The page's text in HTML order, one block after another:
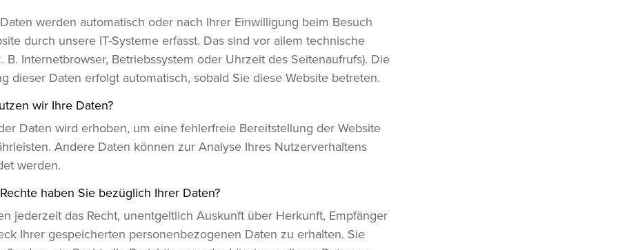
werden automatisch oder nach Ihrer Einwilligung beim Besuch
durch unsere IT-Systeme erfasst. Das sind vor allem technische
B. Internetbrowser, Betriebssystem oder Uhrzeit des Seitenaufrufs). Die
dieser Daten erfolgt automatisch, sobald Sie diese Website betreten.
wir Ihre Daten?
Daten wird erhoben, um eine fehlerfreie Bereitstellung der Website
Andere Daten können zur Analyse Ihres Nutzerverhaltens
werden.
haben Sie bezüglich Ihrer Daten?
jederzeit das Recht, unentgeltlich Auskunft über Herkunft, Empfänger
Ihrer gespeicherten personenbezogenen Daten zu erhalten. Sie